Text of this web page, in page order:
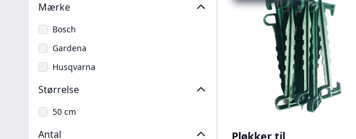
Mærke
Bosch
Gardena
Husqvarna
Størrelse
50 cm
Antal
Pløkker til